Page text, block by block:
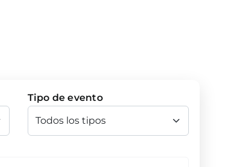
Tipo de evento